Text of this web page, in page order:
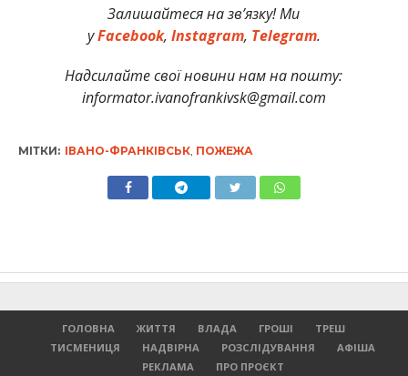
Залишайтеся на зв’язку! Ми
уFacebook, Instagram, Telegram.
Надсилайте свої новини нам на пошту:
informator.ivanofrankivsk@gmail.com
МІТКИ: ІВАНО-ФРАНКІВСЬК, ПОЖЕЖА
ГОЛОВНА ЖИТТЯ ВЛАДА ГРОШІ
ТРЕШ
ТИСМЕНИЦЯ
НАДВІРНА РОЗСЛІДУВАННЯ
АФІША
РЕКЛАМА
ПРО ПРОЄКТ